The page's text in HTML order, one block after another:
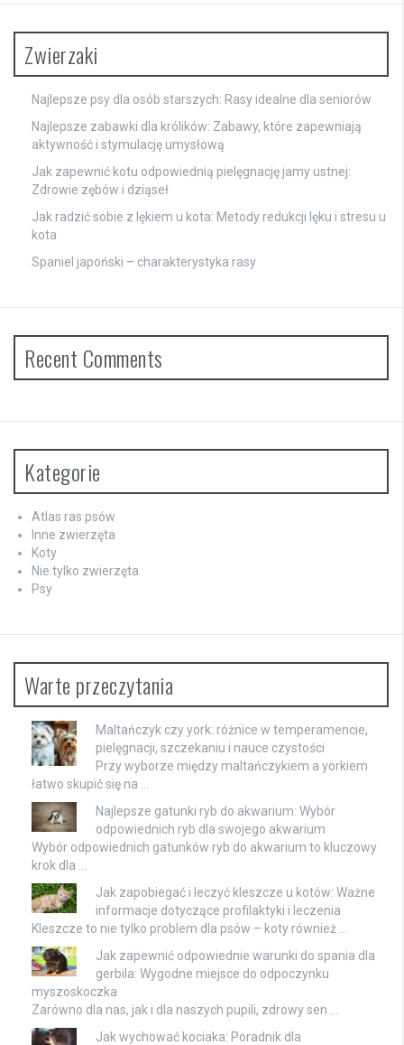
Zwierzaki
Najlepsze psy dla osób starszych: Rasy idealne dla seniorów
Najlepsze zabawki dla królików: Zabawy, które zapewniają
aktywność i stymulację umysłową
Jak zapewnić kotu odpowiednią pielęgnację jamy ustnej:
Zdrowie zębów i dziąseł
Jak radzić sobie z lękiem u kota: Metody redukcji lęku i stresu u
kota
Spaniel japoński – charakterystyka rasy
Recent Comments
Kategorie
Atlas ras psów
Inne zwierzęta
Koty
Nie tylko zwierzęta
Psy
Warte przeczytania
Maltańczyk czy york: różnice w temperamencie,
pielęgnacji, szczekaniu i nauce czystości
Przy wyborze między maltańczykiem a yorkiem
łatwo skupić się na …
Najlepsze gatunki ryb do akwarium: Wybór
odpowiednich ryb dla swojego akwarium
Wybór odpowiednich gatunków ryb do akwarium to kluczowy
krok dla …
Jak zapobiegać i leczyć kleszcze u kotów: Ważne
informacje dotyczące profilaktyki i leczenia
Kleszcze to nie tylko problem dla psów – koty również …
Jak zapewnić odpowiednie warunki do spania dla
gerbila: Wygodne miejsce do odpoczynku
myszoskoczka
Zarówno dla nas, jak i dla naszych pupili, zdrowy sen …
Jak wychować kociaka: Poradnik dla